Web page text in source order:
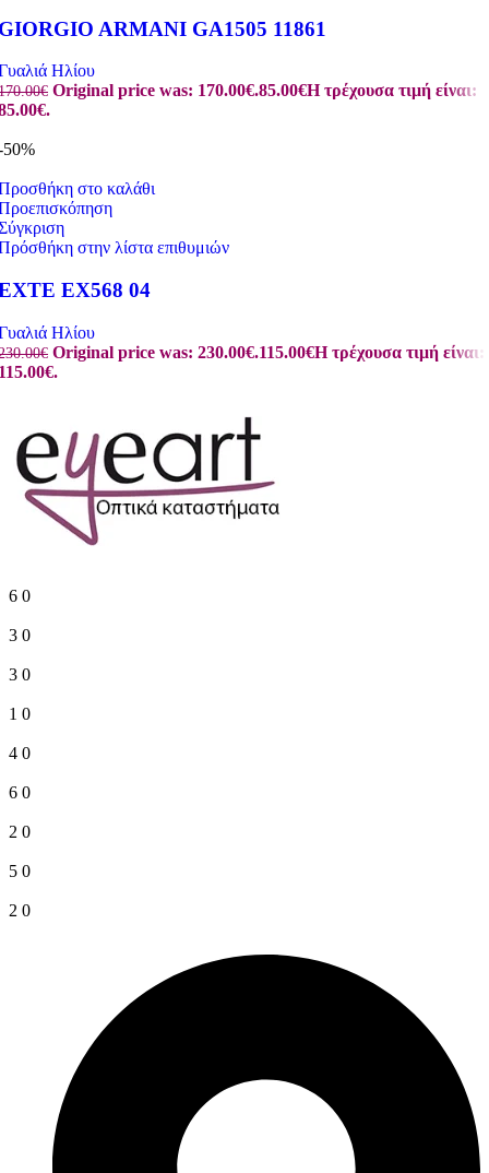
ARMANI GA1505 11861
Ηλίου
€ Original price was: 170.00€.85.00€Η τρέχουσα τιμή είναι:
50%
στο καλάθι
στην λίστα επιθυμιών
EX568 04
Ηλίου
€ Original price was: 230.00€.115.00€Η τρέχουσα τιμή είναι:
6 0
3 0
3 0
1 0
4 0
6 0
2 0
5 0
2 0